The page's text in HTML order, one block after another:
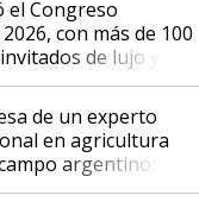
cosas de hace 50
el Congreso
con más de 100
de lujo y
tendencias
de un experto
en agricultura
argentino:
impresionado"